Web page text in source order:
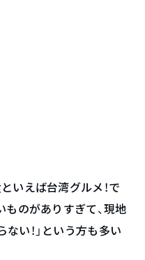
いえば台湾グルメ！で
ものがありすぎて、現地
い！」という方も多い